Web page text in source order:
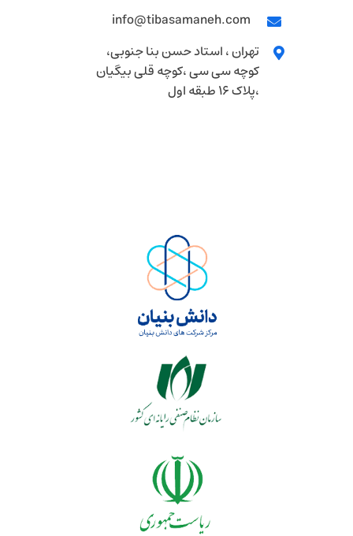
info@tibasamaneh.com
تهران ، استاد حسن بنا جنوبی،
کوچه سی سی ،کوچه قلی بیگیان
،پلاک 16 طبقه اول